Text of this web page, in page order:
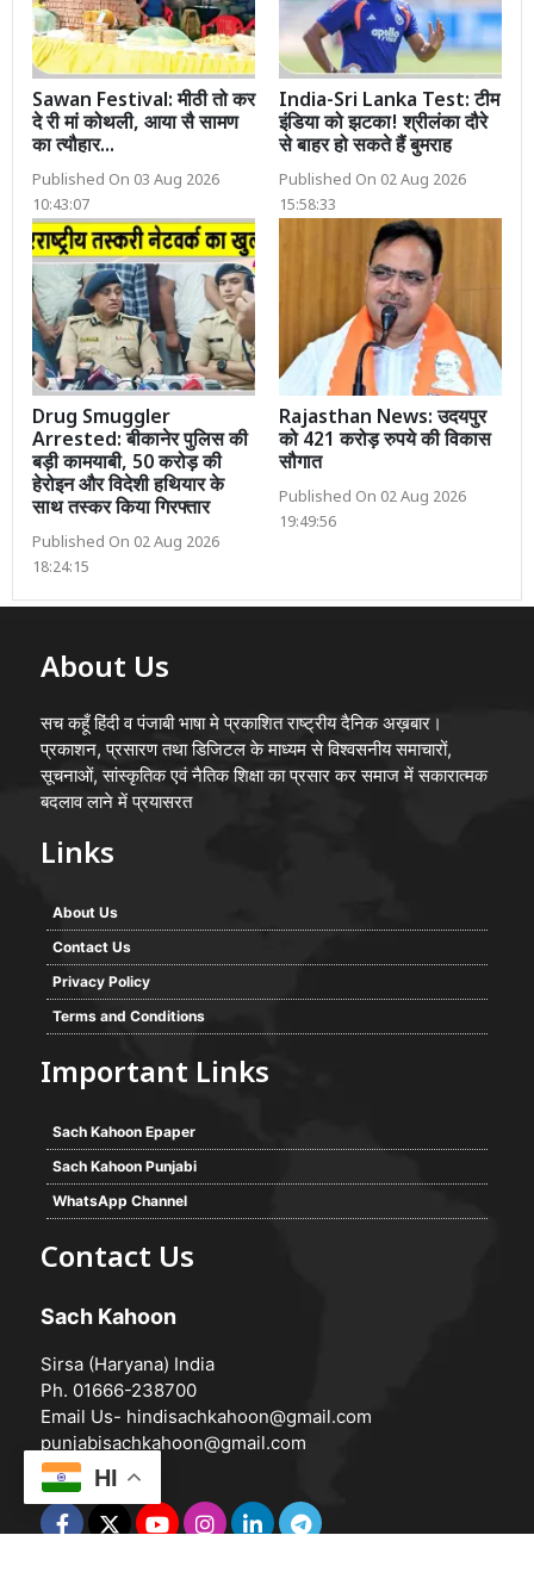
Sawan Festival: मीठी तो कर
दे री मां कोथली, आया सै सामण
का त्यौहार...
Published On 03 Aug 2026
10:43:07
India-Sri Lanka Test: टीम
इंडिया को झटका! श्रीलंका दौरे
से बाहर हो सकते हैं बुमराह
Published On 02 Aug 2026
15:58:33
Drug Smuggler
Arrested: बीकानेर पुलिस की
बड़ी कामयाबी, 50 करोड़ की
हेरोइन और विदेशी हथियार के
साथ तस्कर किया गिरफ्तार
Published On 02 Aug 2026
18:24:15
Rajasthan News: उदयपुर
को 421 करोड़ रुपये की विकास
सौगात
Published On 02 Aug 2026
19:49:56
About Us
सच कहूँ हिंदी व पंजाबी भाषा मे प्रकाशित राष्ट्रीय दैनिक अख़बार।
प्रकाशन, प्रसारण तथा डिजिटल के माध्यम से विश्वसनीय समाचारों,
सूचनाओं, सांस्कृतिक एवं नैतिक शिक्षा का प्रसार कर समाज में सकारात्मक
बदलाव लाने में प्रयासरत
Links
About Us
Contact Us
Privacy Policy
Terms and Conditions
Important Links
Sach Kahoon Epaper
Sach Kahoon Punjabi
WhatsApp Channel
Contact Us
Sach Kahoon
Sirsa (Haryana) India
Ph. 01666-238700
Email Us- hindisachkahoon@gmail.com
punjabisachkahoon@gmail.com
HI